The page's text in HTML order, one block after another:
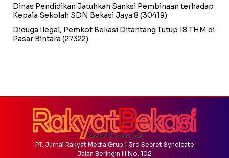
Dinas Pendidikan Jatuhkan Sanksi Pembinaan terhadap
Kepala Sekolah SDN Bekasi Jaya 8 (30419)
Diduga Ilegal, Pemkot Bekasi Ditantang Tutup 18 THM di
Pasar Bintara (27322)
PT. Jurnal Rakyat Media Grup | 3rd Secret Syndicate
Jalan Beringin III No. 102